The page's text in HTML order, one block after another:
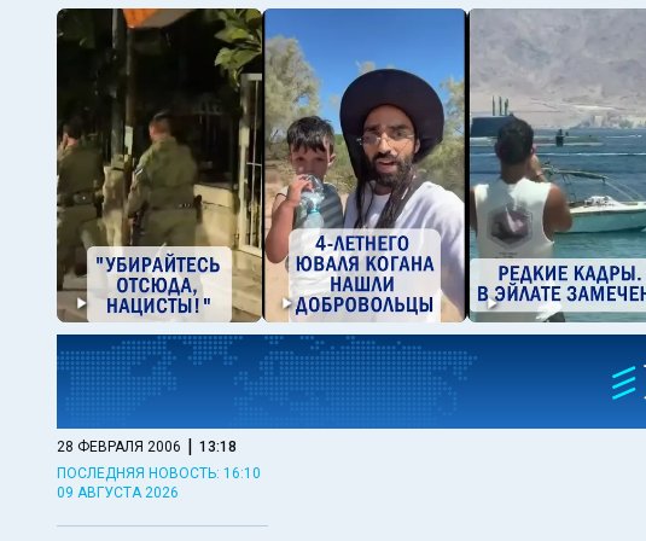
28 ФЕВРАЛЯ 2006 | 13:18
ПОСЛЕДНЯЯ НОВОСТЬ: 16:10
09 АВГУСТА 2026